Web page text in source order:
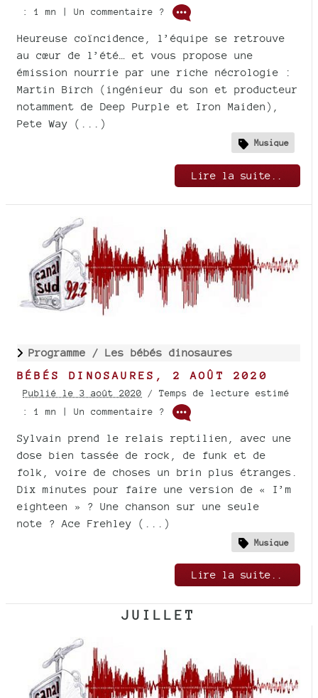
: 1 mn | Un commentaire ?
Heureuse coïncidence, l’équipe se retrouve
au cœur de l’été… et vous propose une
émission nourrie par une riche nécrologie :
Martin Birch (ingénieur du son et producteur
notamment de Deep Purple et Iron Maiden),
Pete Way (...)
Musique
Lire la suite..
Programme / Les bébés dinosaures
BÉBÉS DINOSAURES, 2 AOÛT 2020
Publié le 3 août 2020 / Temps de lecture estimé
: 1 mn | Un commentaire ?
Sylvain prend le relais reptilien, avec une
dose bien tassée de rock, de funk et de
folk, voire de choses un brin plus étranges.
Dix minutes pour faire une version de « I’m
eighteen » ? Une chanson sur une seule
note ? Ace Frehley (...)
Musique
Lire la suite..
JUILLET